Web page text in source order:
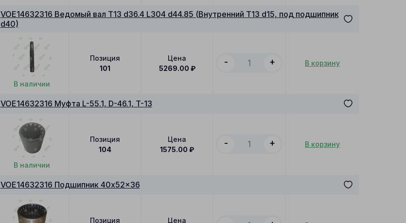
VOE14632316 Ведомый вал T13 d36.4 L304 d44.85 (Внутренний T13 d15, под подшипник
d40)
В наличии
Позиция
101
Цена
5269.00 ₽
- + В корзину
VOE14632316 Муфта L-55.1, D-46.1, T-13
В наличии
Позиция
104
Цена
1575.00 ₽
- + В корзину
VOE14632316 Подшипник 40x52x36
Позиция Цена